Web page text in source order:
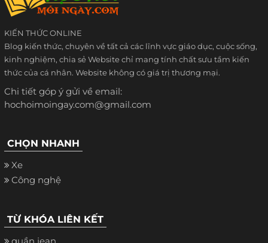
KIẾN THỨC ONLINE
Blog kiến thức, chuyên về tất cả các lĩnh vực giáo dục, cuộc sống,
kinh nghiệm, chia sẻ Website chỉ mang tính chất sưu tầm kiến
thức của cá nhân. Website không có giá trị thương mại.
Chi tiết góp ý gửi về email:
hochoimoingay.com@gmail.com
CHỌN NHANH
Xe
Công nghệ
TỪ KHÓA LIÊN KẾT
quần jean